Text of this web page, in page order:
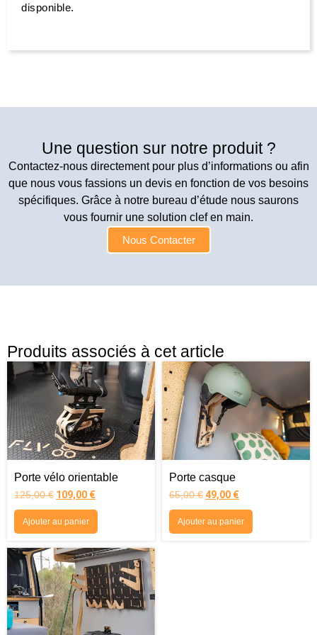
disponible.
Une question sur notre produit ?
Contactez-nous directement pour plus d’informations ou afin
que nous vous fassions un devis en fonction de vos besoins
spécifiques. Grâce à notre bureau d’étude nous saurons
vous fournir une solution clef en main.
Nous Contacter
Produits associés à cet article
Porte vélo orientable
125,00€ 109,00 €
Ajouter au panier
Porte casque
65,00€49,00 €
Ajouter au panier